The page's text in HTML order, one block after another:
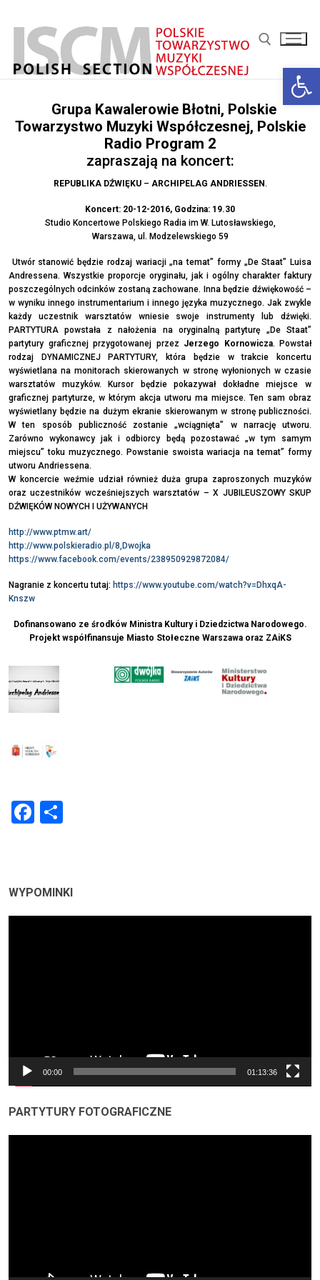
Grupa Kawalerowie Błotni, Polskie
Towarzystwo Muzyki Współczesnej, Polskie
Radio Program 2
zapraszają na koncert:
REPUBLIKA DŹWIĘKU– ARCHIPELAG ANDRIESSEN.
Koncert: 20-12-2016, Godzina: 19.30
Studio Koncertowe Polskiego Radia im W. Lutosławskiego,
Warszawa, ul. Modzelewskiego 59
Utwór stanowić będzie rodzaj wariacji „na temat” formy „De Staat” Luisa
Andressena. Wszystkie proporcje oryginału, jak i ogólny charakter faktury
poszczególnych odcinków zostaną zachowane. Inna będzie dźwiękowość –
w wyniku innego instrumentarium i innego języka muzycznego. Jak zwykle
każdy uczestnik warsztatów wniesie swoje instrumenty lub dźwięki.
PARTYTURA powstała z nałożenia na oryginalną partyturę „De Staat”
partytury graficznej przygotowanej przez Jerzego Kornowicza. Powstał
rodzaj DYNAMICZNEJ PARTYTURY, która będzie w trakcie koncertu
wyświetlana na monitorach skierowanych w stronę wyłonionych w czasie
warsztatów muzyków. Kursor będzie pokazywał dokładne miejsce w
graficznej partyturze, w którym akcja utworu ma miejsce. Ten sam obraz
wyświetlany będzie na dużym ekranie skierowanym w stronę publiczności.
W ten sposób publiczność zostanie „wciągnięta” w narrację utworu.
Zarówno wykonawcy jak i odbiorcy będą pozostawać „w tym samym
miejscu” toku muzycznego. Powstanie swoista wariacja na temat” formy
utworu Andriessena.
W koncercie weźmie udział również duża grupa zaproszonych muzyków
oraz uczestników wcześniejszych warsztatów – X JUBILEUSZOWY SKUP
DŹWIĘKÓW NOWYCH I UŻYWANYCH
http://www.ptmw.art/
http://www.polskieradio.pl/8,Dwojka
https://www.facebook.com/events/238950929872084/
Nagranie z koncertu tutaj: https://www.youtube.com/watch?v=DhxqA-
Knszw
Dofinansowano ze środków Ministra Kultury i Dziedzictwa Narodowego.
Projekt współfinansuje Miasto Stołeczne Warszawa oraz ZAiKS
Facebook
WYPOMINKI
00:00 01:13:36
PARTYTURY FOTOGRAFICZNE